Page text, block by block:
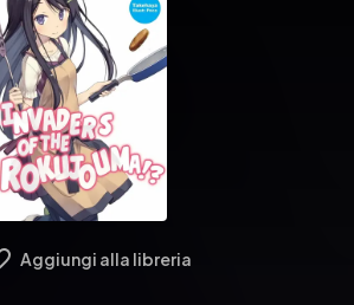
Aggiungi alla libreria